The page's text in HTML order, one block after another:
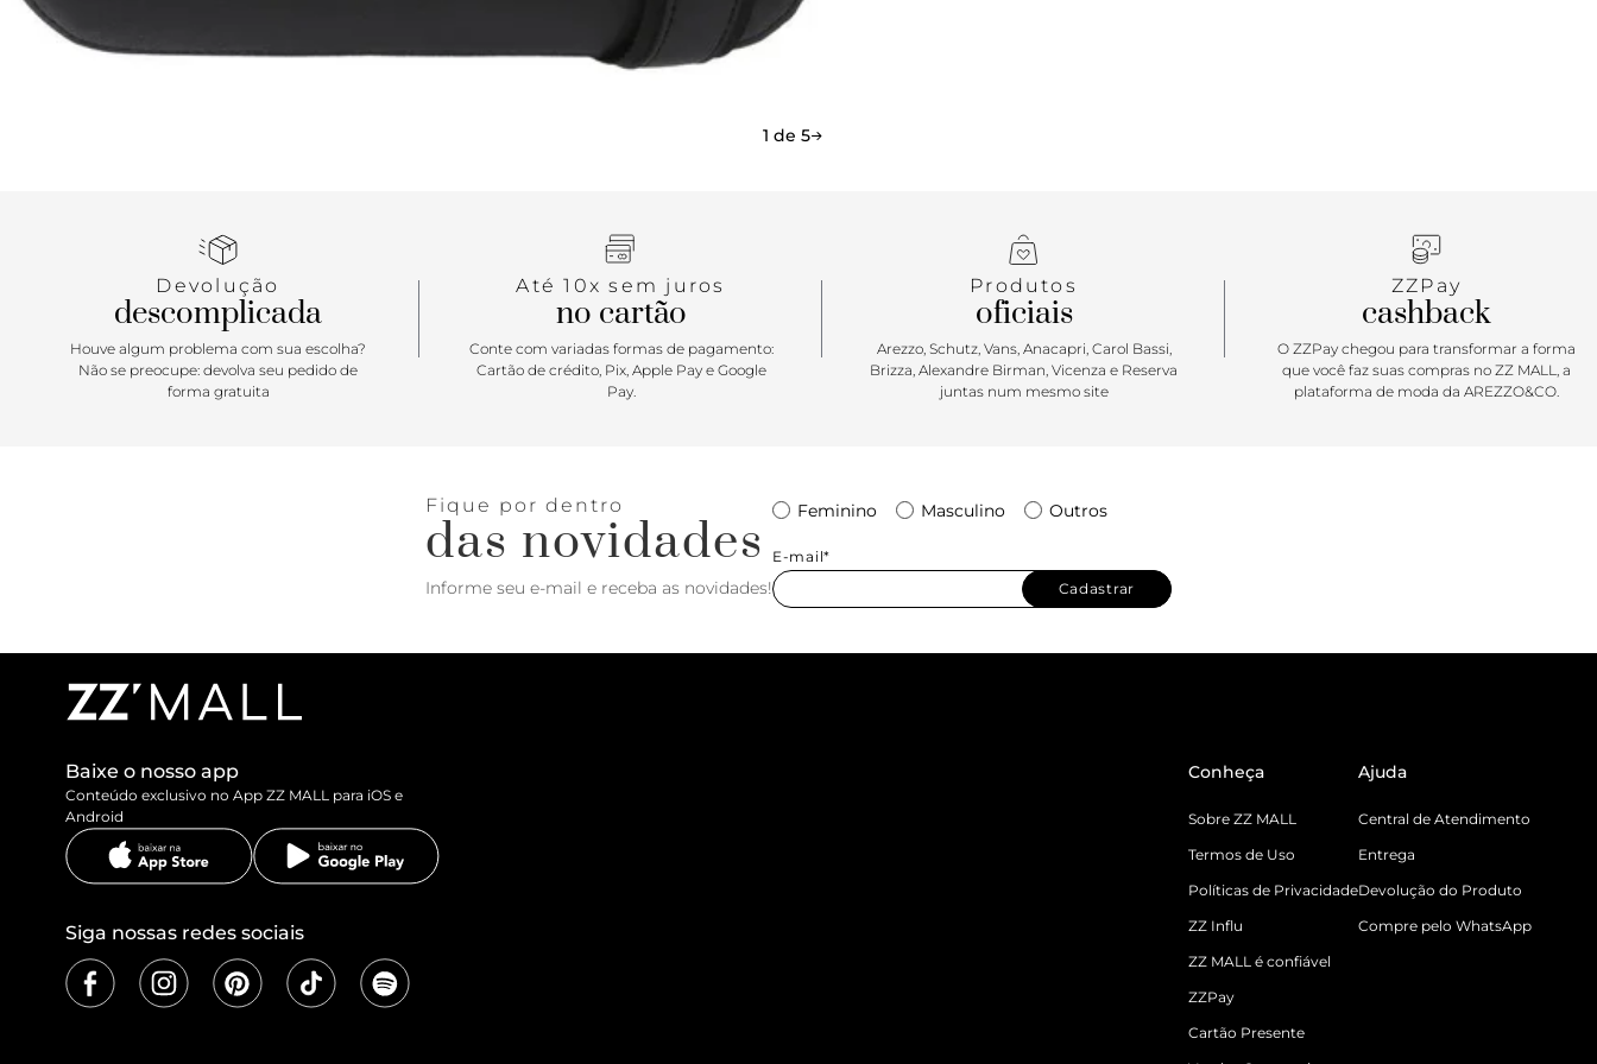
1 de 5
Devolução
descomplicada
Houve algum problema com sua escolha?
Não se preocupe: devolva seu pedido de
forma gratuita
Até 10x sem juros
no cartão
Conte com variadas formas de pagamento:
Cartão de crédito, Pix, Apple Pay e Google
Pay.
Produtos
oficiais
Arezzo, Schutz, Vans, Anacapri, Carol Bassi,
Brizza, Alexandre Birman, Vicenza e Reserva
juntas num mesmo site
ZZPay
cashback
O ZZPay chegou para transformar a forma
que você faz suas compras no ZZ MALL, a
plataforma de moda da AREZZO&CO.
Fique por dentro
das novidades
Informe seu e-mail e receba as novidades!
Feminino Masculino Outros
E-mail*
Cadastrar
Baixe o nosso app
Conteúdo exclusivo no App ZZ MALL para iOS e
Android
Siga nossas redes sociais
Conheça
Sobre ZZ MALL
Termos de Uso
Políticas de Privacidade
ZZ Influ
ZZ MALL é confiável
ZZPay
Cartão Presente
Ajuda
Central de Atendimento
Entrega
Devolução do Produto
Compre pelo WhatsApp